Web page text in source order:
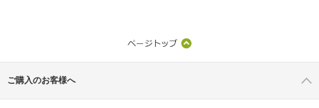
ご購入のお客様へ